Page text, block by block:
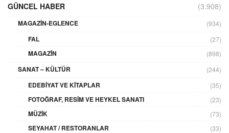
GÜNCEL HABER (3.908)
MAGAZIN-EGLENCE (934)
FAL (27)
MAGAZIN (898)
SANAT – KÜLTÜR (244)
EDEBIYAT VE KITAPLAR (35)
FOTOĞRAF, RESIM VE HEYKEL SANATI (23)
MÜZIK (73)
SEYAHAT / RESTORANLAR (33)